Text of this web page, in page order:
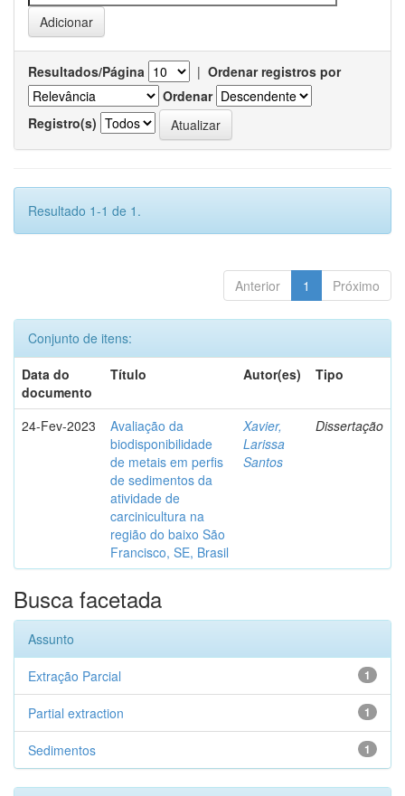
Resultados/Página | Ordenar registros por
Ordenar
Registro(s)
Resultado 1-1 de 1.
Anterior 1 Próximo
Conjunto de itens:
Data do
documento
Título Autor(es) Tipo
24-Fev-2023
Avaliação da
biodisponibilidade
de metais em perfis
de sedimentos da
atividade de
carcinicultura na
região do baixo São
Francisco, SE, Brasil
Xavier,
Larissa
Santos
Dissertação
Busca facetada
Assunto
1
Extração Parcial
1
Partial extraction
1
Sedimentos